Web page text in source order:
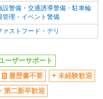
方
直結・駅チカ
社会保険あり
員登用あり
設警備・交通誘導警備・駐車輪
管理・イベント警備
ァストフード・デリ
ーザーサポート
履歴書不要
未経験歓迎
第二新卒歓迎